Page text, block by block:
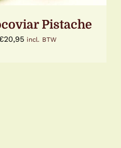
PRODUCTPAGINA
Pistache
20,95Prijsklasse:
incl. BTW